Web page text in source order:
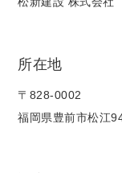
所在地
〒828-0002
福岡県豊前市松江